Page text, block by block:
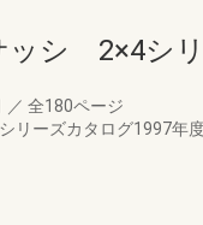
ッシ 2×4シ
／ 全180ページ
リーズカタログ1997年度